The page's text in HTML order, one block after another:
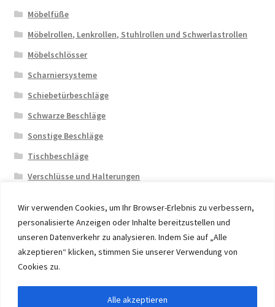
Wir verwenden Cookies, um Ihr Browser-Erlebnis zu verbessern,
personalisierte Anzeigen oder Inhalte bereitzustellen und
unseren Datenverkehr zu analysieren. Indem Sie auf „Alle
akzeptieren“ klicken, stimmen Sie unserer Verwendung von
Cookies zu.
Alle akzeptieren
Möbelfüße
Möbelrollen, Lenkrollen, Stuhlrollen und Schwerlastrollen
Möbelschlösser
Scharniersysteme
Schiebetürbeschläge
Schwarze Beschläge
Sonstige Beschläge
Tischbeschläge
Verschlüsse und Halterungen
© 2026 Eruon Trade UG, Germany, member of the ERUON